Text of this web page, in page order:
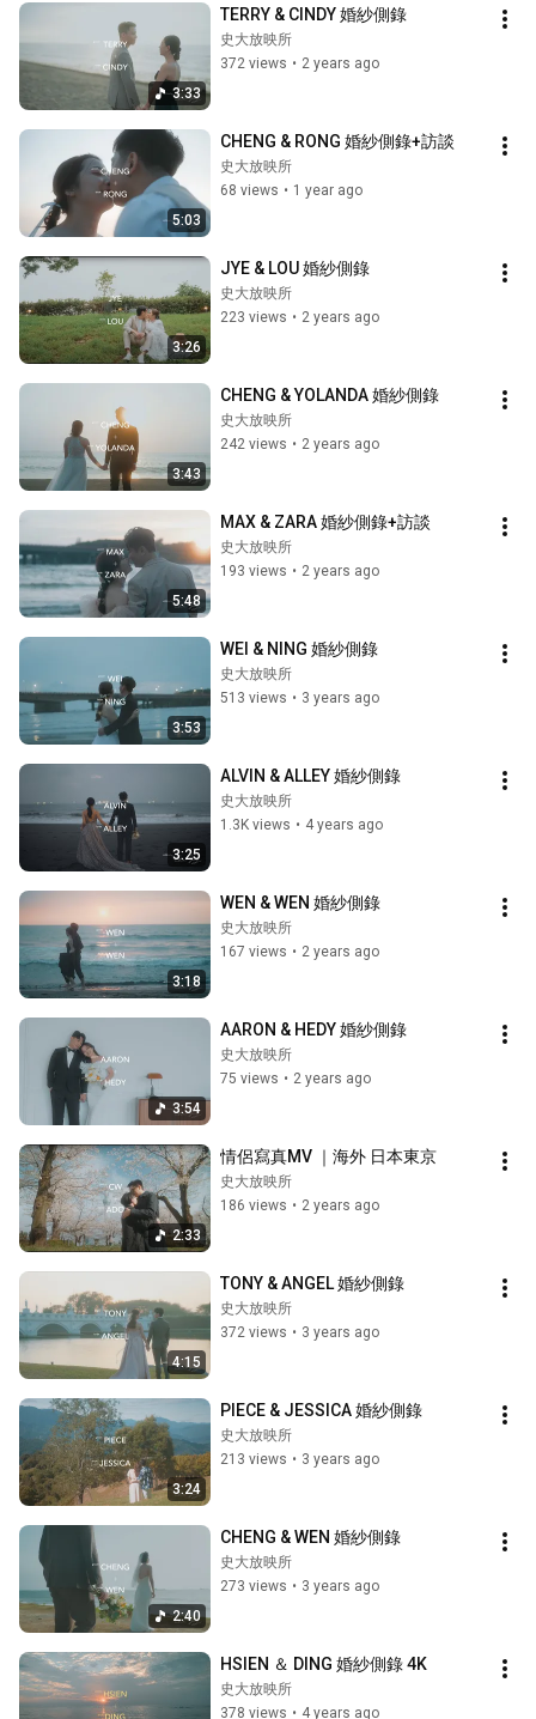
3:33
TERRY & CINDY 婚紗側錄
史大放映所
372 views • 2 years ago
5:03
CHENG & RONG 婚紗側錄+訪談
史大放映所
68 views • 1 year ago
3:26
JYE & LOU 婚紗側錄
史大放映所
223 views • 2 years ago
3:43
CHENG & YOLANDA 婚紗側錄
史大放映所
242 views • 2 years ago
5:48
MAX & ZARA 婚紗側錄+訪談
史大放映所
193 views • 2 years ago
3:53
WEI & NING 婚紗側錄
史大放映所
513 views • 3 years ago
3:25
ALVIN & ALLEY 婚紗側錄
史大放映所
1.3K views • 4 years ago
3:18
WEN & WEN 婚紗側錄
史大放映所
167 views • 2 years ago
3:54
AARON & HEDY 婚紗側錄
史大放映所
75 views • 2 years ago
2:33
情侶寫真MV ｜海外 日本東京
史大放映所
186 views • 2 years ago
4:15
TONY & ANGEL 婚紗側錄
史大放映所
372 views • 3 years ago
3:24
PIECE & JESSICA 婚紗側錄
史大放映所
213 views • 3 years ago
2:40
CHENG & WEN 婚紗側錄
史大放映所
273 views • 3 years ago
HSIEN ＆ DING 婚紗側錄 4K
史大放映所
378 views • 4 years ago